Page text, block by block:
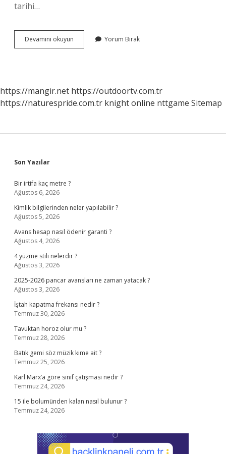
tarihi…
Devamını okuyun Cemiyet
Nedir
Yorum Bırak
https://mangir.net https://outdoortv.com.tr
https://naturespride.com.tr knight online nttgame Sitemap
Sidebar
Son Yazılar
Bir irtifa kaç metre ?
Ağustos 6, 2026
Kimlik bilgilerinden neler yapılabilir ?
Ağustos 5, 2026
Avans hesap nasıl ödenir garanti ?
Ağustos 4, 2026
4 yüzme stili nelerdir ?
Ağustos 3, 2026
2025-2026 pancar avansları ne zaman yatacak ?
Ağustos 3, 2026
İştah kapatma frekansı nedir ?
Temmuz 30, 2026
Tavuktan horoz olur mu ?
Temmuz 28, 2026
Batık gemi söz müzik kime ait ?
Temmuz 25, 2026
Karl Marx’a göre sınıf çatışması nedir ?
Temmuz 24, 2026
15 ile bolumünden kalan nasıl bulunur ?
Temmuz 24, 2026